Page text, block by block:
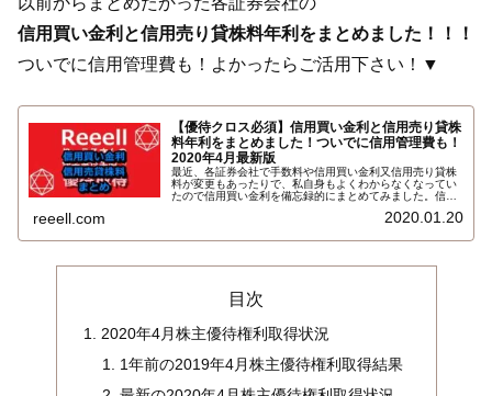
信用買い金利と信用売り貸株料年利をまとめました！！！
ついでに信用管理費も！よかったらご活用下さい！▼
【優待クロス必須】信用買い金利と信用売り貸株
料年利をまとめました！ついでに信用管理費も！
2020年4月最新版
最近、各証券会社で手数料や信用買い金利又信用売り貸株
料が変更もあったりで、私自身もよくわからなくなってい
たので信用買い金利を備忘録的にまとめてみました。信用
以上）も一覧にまとめました。こちらです…
reeell.com 2020.01.20
目次
2020年4月株主優待権利取得状況
1年前の2019年4月株主優待権利取得結果